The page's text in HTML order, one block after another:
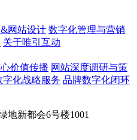
网站设计 数字化管理与营销
关于唯引互动
价值传播 网站深度调研与策
字化战略服务 品牌数字化闭环
地新都会6号楼1001